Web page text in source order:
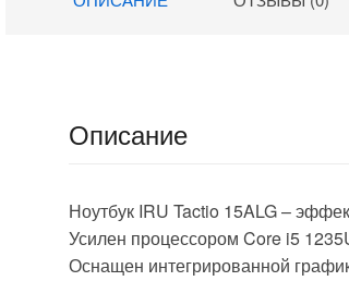
Описание
Ноутбук IRU Tactio 15ALG –
Усилен процессором Core i5
Оснащен интегрированной